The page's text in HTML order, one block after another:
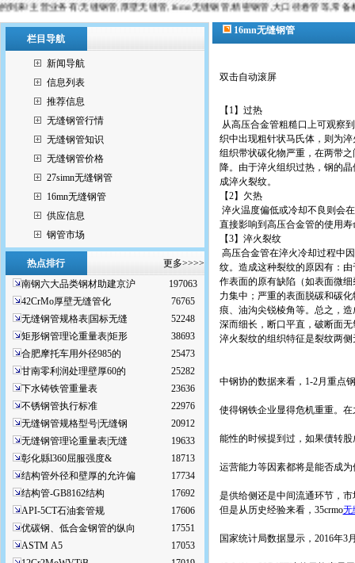
来!主营业务有:无缝钢管,厚壁无缝管,16mn无缝钢管,精密钢管,大口径卷管等,常备
栏目导航
新闻导航
信息列表
推荐信息
无缝钢管行情
无缝钢管知识
无缝钢管价格
27simn无缝钢管
16mn无缝钢管
供应信息
钢管市场
热点排行
更多>>>>
南钢六大品类钢材助建京沪
197063
42CrMo厚壁无缝管化
76765
无缝钢管规格表|国标无缝
52248
矩形钢管理论重量表|矩形
38693
合肥摩托车用外径985的
25473
甘南零利润处理壁厚60的
25282
下水铸铁管重量表
23636
不锈钢管执行标准
22976
无缝钢管规格型号|无缝钢
20912
无缝钢管理论重量表|无缝
19633
彰化縣l360屈服强度&
18713
结构管外径和壁厚的允许偏
17734
结构管-GB8162结构
17692
API-5CT石油套管规
17606
优碳钢、低合金钢管的纵向
17551
ASTM A5
17053
16mn无缝钢管
双击自动滚屏
【1】过热
从高压合金管粗糙口上可观察
织中出现粗针状马氏体，则为
组织带状碳化物严重，在两带
降。由于淬火组织过热，钢的
成淬火裂纹。
【2】欠热
淬火温度偏低或冷却不良则会
直接影响到高压合金管的使用寿
【3】淬火裂纹
高压合金管在淬火冷却过程中
纹。造成这种裂纹的原因有：
作表面的原有缺陷（如表面微
力集中；严重的表面脱碳和碳
痕、油沟尖锐棱角等。总之，
深而细长，断口平直，破断面
淬火裂纹的组织特征是裂纹两
中钢协的数据来看，1-2月重点
使得钢铁企业显得危机重重。
能性的时候提到过，如果债转
运营能力等因素都将是能否成
是供给侧还是中间流通环节，
但是从历史经验来看，35crmo无
国家统计局数据显示，2016年3